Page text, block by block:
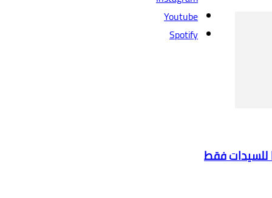
للسيدات فقط
Youtube
Spotify